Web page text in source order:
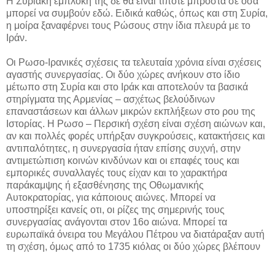
μπορεί να συμβούν εδώ. Ειδικά καθώς, όπως και στη Συρία,
η μοίρα ξαναφέρνει τους Ρώσους στην ίδια πλευρά με το
Ιράν.
Οι Ρωσο-Ιρανικές σχέσεις τα τελευταία χρόνια είναι σχέσεις
αγαστής συνεργασίας. Οι δύο χώρες ανήκουν στο ίδιο
μέτωπο στη Συρία και στο Ιράκ και αποτελούν τα βασικά
στηρίγματα της Αρμενίας – ασχέτως βελούδινων
επαναστάσεων και άλλων μικρών εκπλήξεων στο ρου της
Ιστορίας. Η Ρωσο – Περσική σχέση είναι σχέση αιώνων και,
αν και πολλές φορές υπήρξαν συγκρούσεις, κατακτήσεις και
αντιπαλότητες, η συνεργασία ήταν επίσης συχνή, στην
αντιμετώπιση κοινών κινδύνων και οι επαφές τους και
εμπορικές συναλλαγές τους είχαν και το χαρακτήρα
παράκαμψης ή εξασθένησης της Οθωμανικής
Αυτοκρατορίας, για κάποιους αιώνες. Μπορεί να
υποστηρίξει κανείς οτι, οι ρίζες της σημερινής τους
συνεργασίας ανάγονται στον 16ο αιώνα. Μπορεί τα
ευρωπαϊκά όνειρα του Μεγάλου Πέτρου να διατάραξαν αυτή
τη σχέση, όμως από το 1735 κιόλας οι δύο χώρες βλέπουν